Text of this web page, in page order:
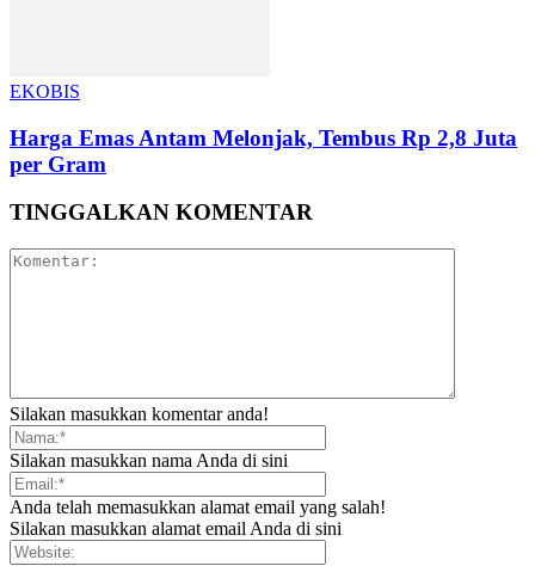
EKOBIS
Harga Emas Antam Melonjak, Tembus Rp 2,8 Juta
per Gram
TINGGALKAN KOMENTAR
Silakan masukkan komentar anda!
Silakan masukkan nama Anda di sini
Anda telah memasukkan alamat email yang salah!
Silakan masukkan alamat email Anda di sini